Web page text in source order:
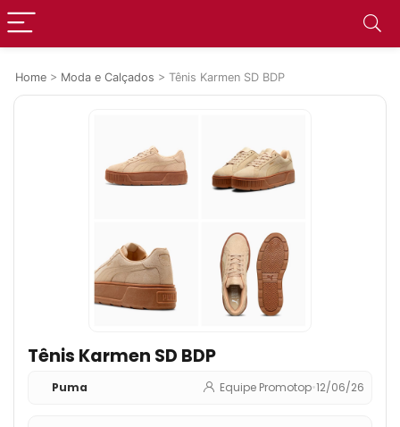
Home > Moda e Calçados > Tênis Karmen SD BDP
Tênis Karmen SD BDP
Puma Equipe Promotop•12/06/26